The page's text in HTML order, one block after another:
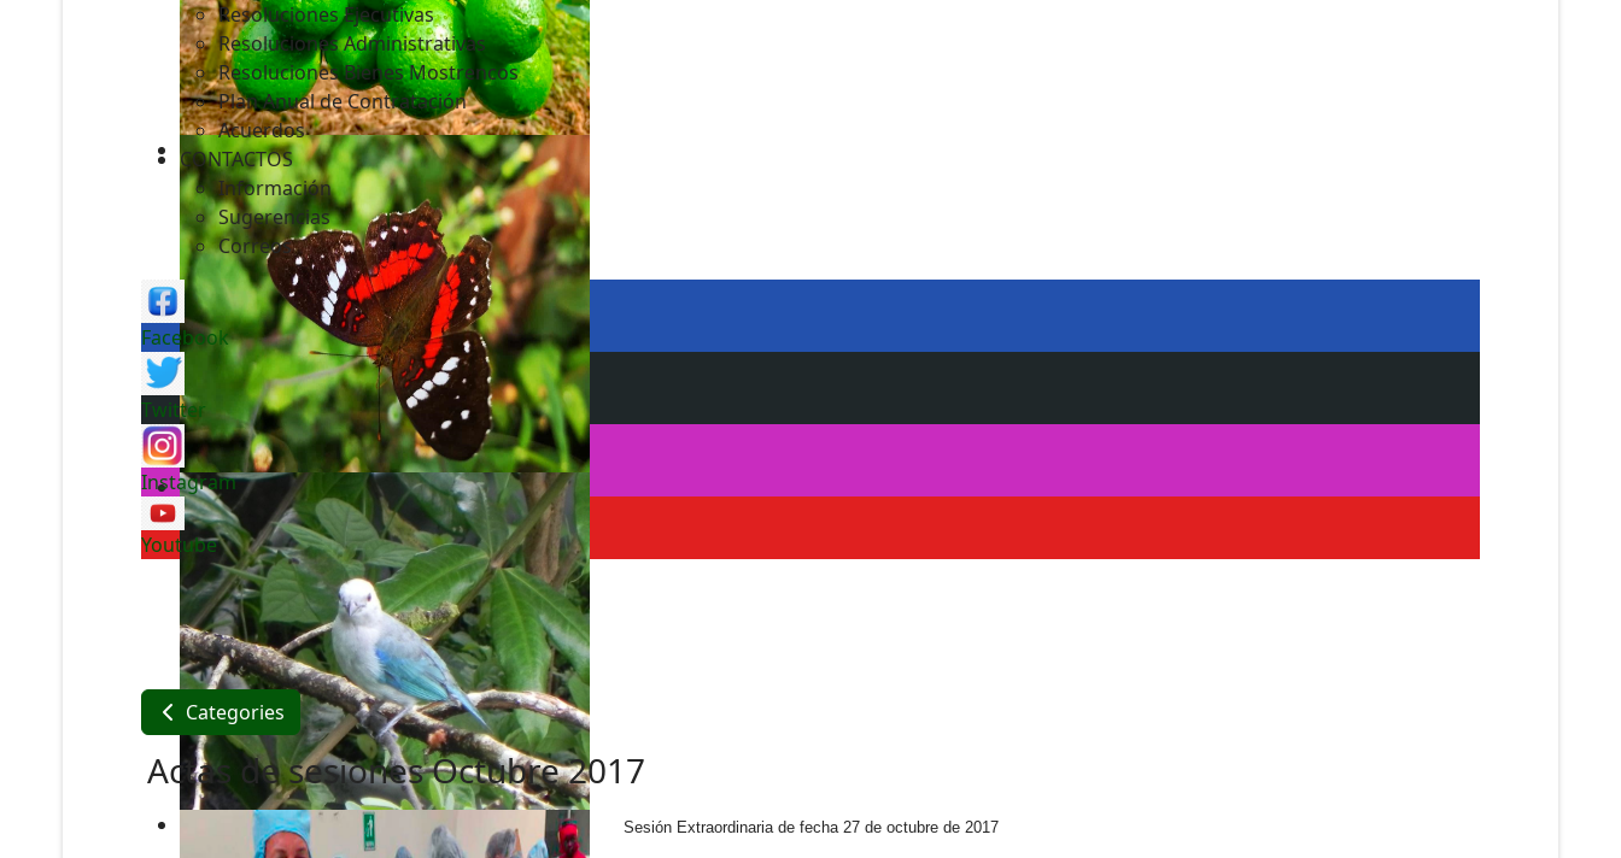
Resoluciones Ejecutivas
Resoluciones Administrativas
Resoluciones Bienes Mostrencos
Plan Anual de Contratación
Acuerdos
CONTACTOS
Información
Sugerencias
Correos
Facebook
Twitter
Instagram
Youtube
Categories
Actas de sesiones Octubre 2017
Sesión Extraordinaria de fecha 27 de octubre de 2017